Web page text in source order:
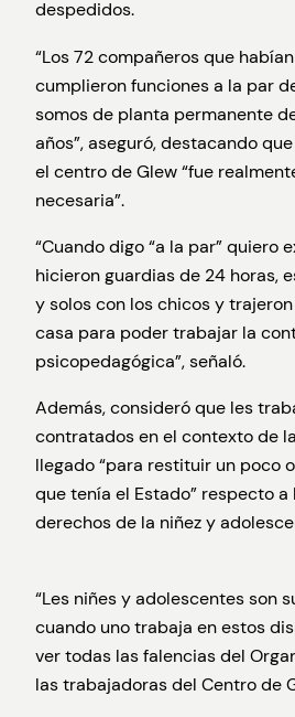
despedidos.
“Los 72 compañeros que
cumplieron funciones a la par
somos de planta permanente
años”, aseguró, destacando
el centro de Glew “fue
necesaria”.
“Cuando digo “a la par” quiero
hicieron guardias de 24 horas,
y solos con los chicos y
casa para poder trabajar la
psicopedagógica”, señaló.
Además, consideró que les
contratados en el contexto de
llegado “para restituir un poco
que tenía el Estado” respecto
derechos de la niñez y
“Les niñes y adolescentes son
cuando uno trabaja en estos
ver todas las falencias del
las trabajadoras del Centro de